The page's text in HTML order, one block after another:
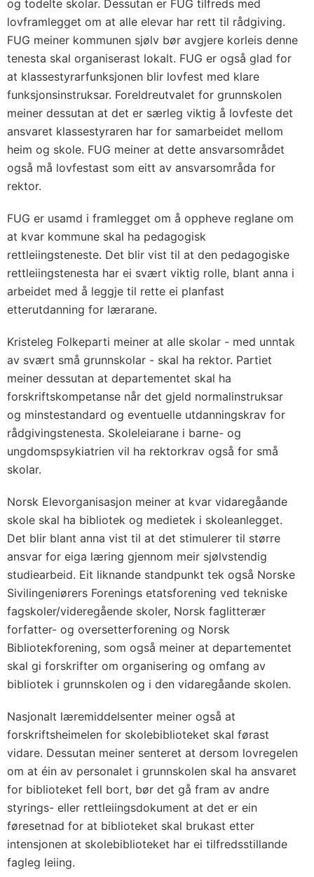
og todelte skolar. Dessutan er FUG tilfreds med
lovframlegget om at alle elevar har rett til rådgiving.
FUG meiner kommunen sjølv bør avgjere korleis denne
tenesta skal organiserast lokalt. FUG er også glad for
at klassestyrarfunksjonen blir lovfest med klare
funksjonsinstruksar. Foreldreutvalet for grunnskolen
meiner dessutan at det er særleg viktig å lovfeste det
ansvaret klassestyraren har for samarbeidet mellom
heim og skole. FUG meiner at dette ansvarsområdet
også må lovfestast som eitt av ansvarsområda for
rektor.
FUG er usamd i framlegget om å oppheve reglane om
at kvar kommune skal ha pedagogisk
rettleiingsteneste. Det blir vist til at den pedagogiske
rettleiingstenesta har ei svært viktig rolle, blant anna i
arbeidet med å leggje til rette ei planfast
etterutdanning for lærarane.
Kristeleg Folkeparti meiner at alle skolar - med unntak
av svært små grunnskolar - skal ha rektor. Partiet
meiner dessutan at departementet skal ha
forskriftskompetanse når det gjeld normalinstruksar
og minstestandard og eventuelle utdanningskrav for
rådgivingstenesta. Skoleleiarane i barne- og
ungdomspsykiatrien vil ha rektorkrav også for små
skolar.
Norsk Elevorganisasjon meiner at kvar vidaregåande
skole skal ha bibliotek og medietek i skoleanlegget.
Det blir blant anna vist til at det stimulerer til større
ansvar for eiga læring gjennom meir sjølvstendig
studiearbeid. Eit liknande standpunkt tek også Norske
Sivilingeniørers Forenings etatsforening ved tekniske
fagskoler/videregående skoler, Norsk faglitterær
forfatter- og oversetterforening og Norsk
Bibliotekforening, som også meiner at departementet
skal gi forskrifter om organisering og omfang av
bibliotek i grunnskolen og i den vidaregåande skolen.
Nasjonalt læremiddelsenter meiner også at
forskriftsheimelen for skolebiblioteket skal førast
vidare. Dessutan meiner senteret at dersom lovregelen
om at éin av personalet i grunnskolen skal ha ansvaret
for biblioteket fell bort, bør det gå fram av andre
styrings- eller rettleiingsdokument at det er ein
føresetnad for at biblioteket skal brukast etter
intensjonen at skolebiblioteket har ei tilfredsstillande
fagleg leiing.